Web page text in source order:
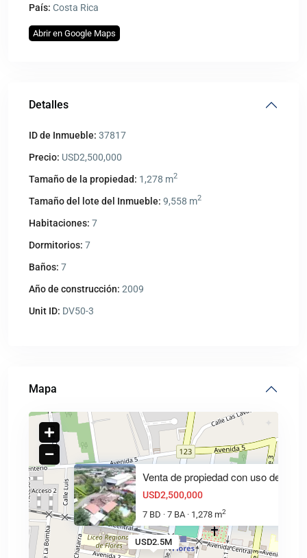
País: Costa Rica
Abrir en Google Maps
Detalles
ID de Inmueble: 37817
Precio: USD2,500,000
Tamaño de la propiedad: 1,278 m2
Tamaño del lote del Inmueble: 9,558 m2
Habitaciones: 7
Dormitorios: 7
Baños: 7
Año de construcción: 2009
Unit ID: DV50-3
Mapa
USD2.5M
Venta de propiedad con uso de
USD2,500,000
7 BD · 7 BA · 1,278 m2